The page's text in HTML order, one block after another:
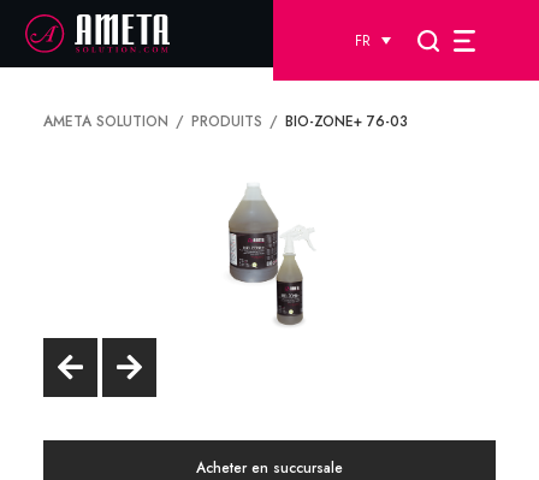
FR
AMETA SOLUTION PRODUITS BIO-ZONE+ 76-03
Acheter en succursale